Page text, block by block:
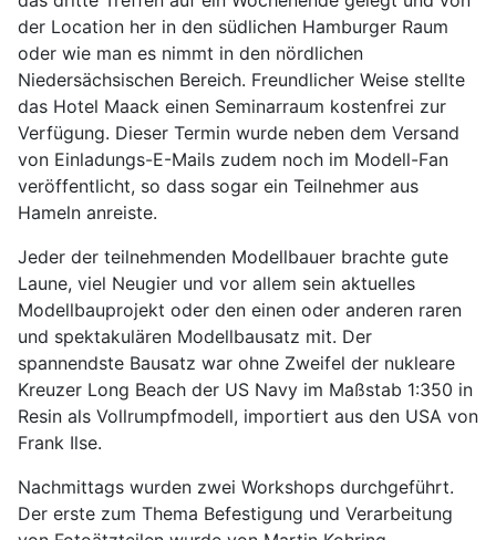
der Location her in den südlichen Hamburger Raum
oder wie man es nimmt in den nördlichen
Niedersächsischen Bereich. Freundlicher Weise stellte
das Hotel Maack einen Seminarraum kostenfrei zur
Verfügung. Dieser Termin wurde neben dem Versand
von Einladungs-E-Mails zudem noch im Modell-Fan
veröffentlicht, so dass sogar ein Teilnehmer aus
Hameln anreiste.
Jeder der teilnehmenden Modellbauer brachte gute
Laune, viel Neugier und vor allem sein aktuelles
Modellbauprojekt oder den einen oder anderen raren
und spektakulären Modellbausatz mit. Der
spannendste Bausatz war ohne Zweifel der nukleare
Kreuzer Long Beach der US Navy im Maßstab 1:350 in
Resin als Vollrumpfmodell, importiert aus den USA von
Frank Ilse.
Nachmittags wurden zwei Workshops durchgeführt.
Der erste zum Thema Befestigung und Verarbeitung